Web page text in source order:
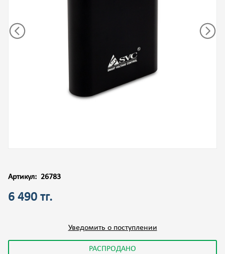
Артикул: 26783
6 490 тг.
Уведомить о поступлении
РАСПРОДАНО